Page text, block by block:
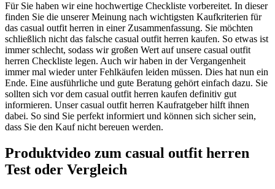
Für Sie haben wir eine hochwertige Checkliste vorbereitet. In dieser
finden Sie die unserer Meinung nach wichtigsten Kaufkriterien für
das casual outfit herren in einer Zusammenfassung. Sie möchten
schließlich nicht das falsche casual outfit herren kaufen. So etwas ist
immer schlecht, sodass wir großen Wert auf unsere casual outfit
herren Checkliste legen. Auch wir haben in der Vergangenheit
immer mal wieder unter Fehlkäufen leiden müssen. Dies hat nun ein
Ende. Eine ausführliche und gute Beratung gehört einfach dazu. Sie
sollten sich vor dem casual outfit herren kaufen definitiv gut
informieren. Unser casual outfit herren Kaufratgeber hilft ihnen
dabei. So sind Sie perfekt informiert und können sich sicher sein,
dass Sie den Kauf nicht bereuen werden.
Produktvideo zum casual outfit herren
Test oder Vergleich